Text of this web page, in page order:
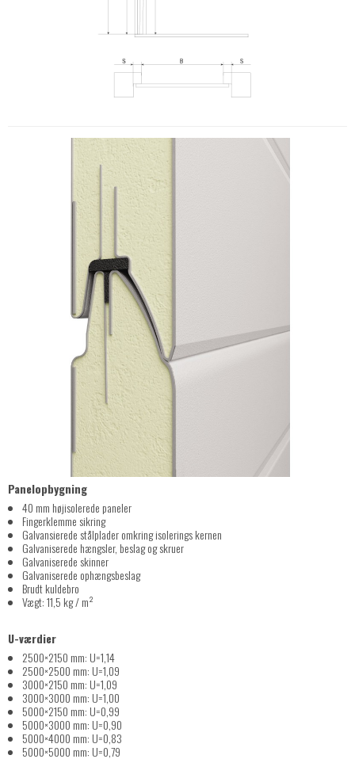
Panelopbygning
40 mm højisolerede paneler
Fingerklemme sikring
Galvansierede stålplader omkring isolerings kernen
Galvaniserede hængsler, beslag og skruer
Galvaniserede skinner
Galvaniserede ophængsbeslag
Brudt kuldebro
Vægt: 11,5 kg / m²
U-værdier
2500×2150 mm: U=1,14
2500×2500 mm: U=1,09
3000×2150 mm: U=1,09
3000×3000 mm: U=1,00
5000×2150 mm: U=0,99
5000×3000 mm: U=0,90
5000×4000 mm: U=0,83
5000×5000 mm: U=0,79